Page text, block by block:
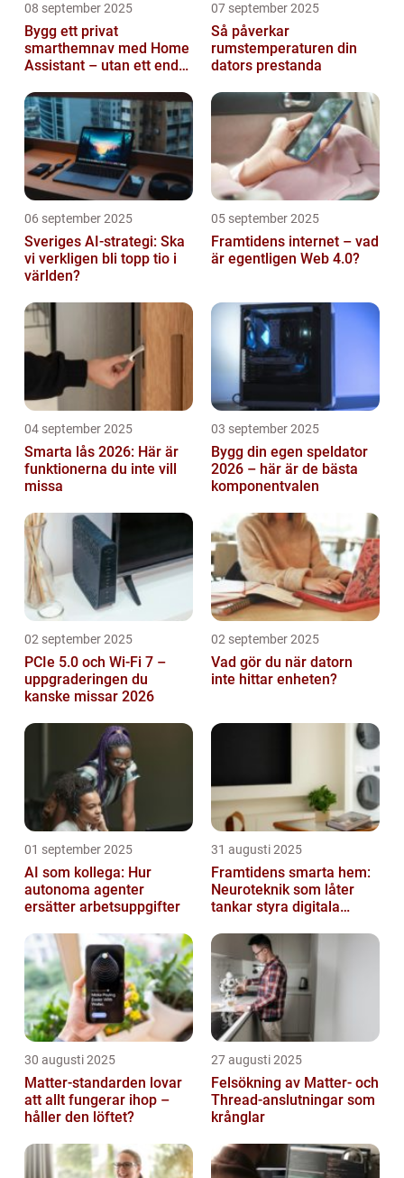
08 september 2025
Bygg ett privat
smarthemnav med Home
Assistant – utan ett enda
07 september 2025
Så påverkar
rumstemperaturen din
dators prestanda
06 september 2025
Sveriges AI-strategi: Ska
vi verkligen bli topp tio i
världen?
05 september 2025
Framtidens internet – vad
är egentligen Web 4.0?
04 september 2025
Smarta lås 2026: Här är
funktionerna du inte vill
missa
03 september 2025
Bygg din egen speldator
2026 – här är de bästa
komponentvalen
02 september 2025
PCIe 5.0 och Wi-Fi 7 –
uppgraderingen du
kanske missar 2026
02 september 2025
Vad gör du när datorn
inte hittar enheten?
01 september 2025
AI som kollega: Hur
autonoma agenter
ersätter arbetsuppgifter
31 augusti 2025
Framtidens smarta hem:
Neuroteknik som låter
tankar styra digitala
30 augusti 2025
Matter-standarden lovar
att allt fungerar ihop –
håller den löftet?
27 augusti 2025
Felsökning av Matter‑ och
Thread‑anslutningar som
krånglar